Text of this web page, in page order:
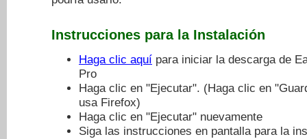
Instrucciones para la Instalación
Haga clic aquí para iniciar la descarga de
Pro
Haga clic en "Ejecutar". (Haga clic en
usa Firefox)
Haga clic en "Ejecutar" nuevamente
Siga las instrucciones en pantalla para la